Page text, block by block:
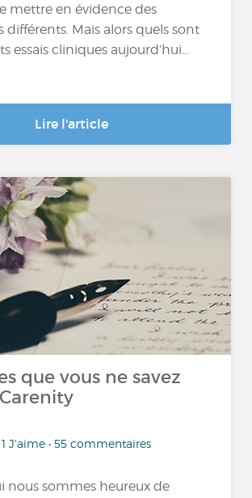
mettre en évidence des
différents. Mais alors quels sont
essais cliniques aujourd’hui...
Lire l'article
que vous ne savez
1 J'aime • 55 commentaires
nous sommes heureux de